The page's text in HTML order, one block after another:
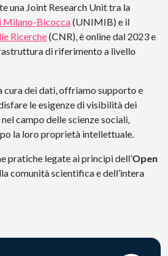
una Joint Research Unit tra la
Milano-Bicocca(UNIMIB) e il
Ricerche(CNR), è online dal 2023 e
di riferimento a livello
cura dei dati, offriamo supporto e
le esigenze di visibilità dei
campo delle scienze sociali,
la loro proprietà intellettuale.
pratiche legate ai principi dell’Open
comunità scientifica e dell’intera